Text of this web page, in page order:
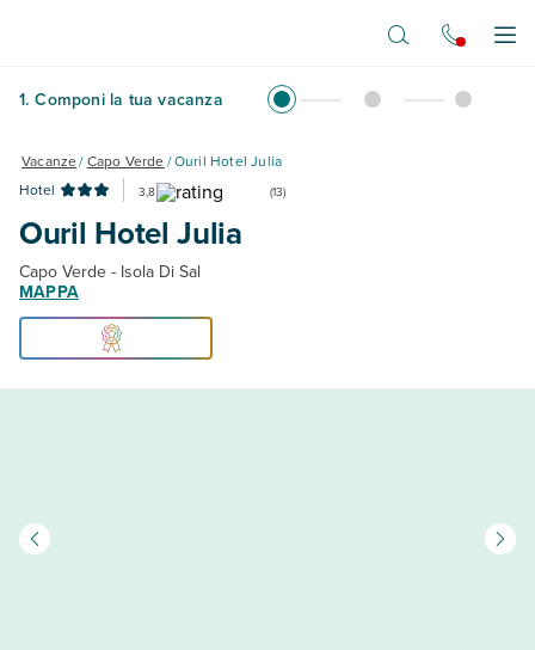
1. Componi la tua vacanza
Vacanze/Capo Verde/Ouril Hotel Julia
Hotel
3,8 (13)
Ouril Hotel Julia
Capo Verde - Isola Di Sal
MAPPA